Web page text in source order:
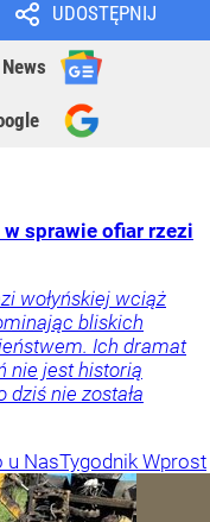
UDOSTĘPNIJ
sprawie ofiar rzezi
wołyńskiej wciąż
bliskich
Ich dramat
nie jest historią
dziś nie została
u NasTygodnik Wprost